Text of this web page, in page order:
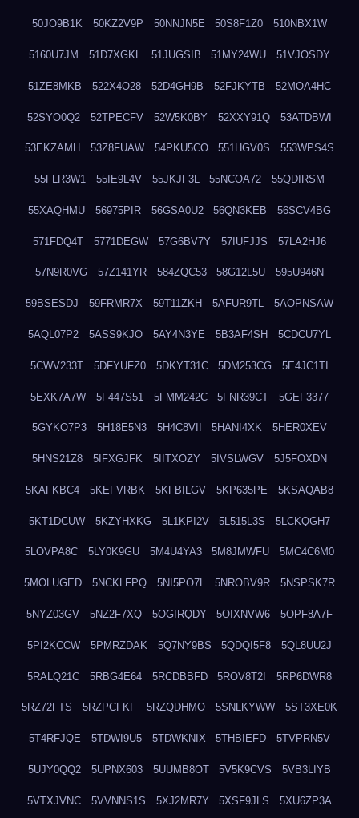
50JO9B1K 50KZ2V9P 50NNJN5E 50S8F1Z0 510NBX1W
5160U7JM 51D7XGKL 51JUGSIB 51MY24WU 51VJOSDY
51ZE8MKB 522X4O28 52D4GH9B 52FJKYTB 52MOA4HC
52SYO0Q2 52TPECFV 52W5K0BY 52XXY91Q 53ATDBWI
53EKZAMH 53Z8FUAW 54PKU5CO 551HGV0S 553WPS4S
55FLR3W1 55IE9L4V 55JKJF3L 55NCOA72 55QDIRSM
55XAQHMU 56975PIR 56GSA0U2 56QN3KEB 56SCV4BG
571FDQ4T 5771DEGW 57G6BV7Y 57IUFJJS 57LA2HJ6
57N9R0VG 57Z141YR 584ZQC53 58G12L5U 595U946N
59BSESDJ 59FRMR7X 59T11ZKH 5AFUR9TL 5AOPNSAW
5AQL07P2 5ASS9KJO 5AY4N3YE 5B3AF4SH 5CDCU7YL
5CWV233T 5DFYUFZ0 5DKYT31C 5DM253CG 5E4JC1TI
5EXK7A7W 5F447S51 5FMM242C 5FNR39CT 5GEF3377
5GYKO7P3 5H18E5N3 5H4C8VII 5HANI4XK 5HER0XEV
5HNS21Z8 5IFXGJFK 5IITXOZY 5IVSLWGV 5J5FOXDN
5KAFKBC4 5KEFVRBK 5KFBILGV 5KP635PE 5KSAQAB8
5KT1DCUW 5KZYHXKG 5L1KPI2V 5L515L3S 5LCKQGH7
5LOVPA8C 5LY0K9GU 5M4U4YA3 5M8JMWFU 5MC4C6M0
5MOLUGED 5NCKLFPQ 5NI5PO7L 5NROBV9R 5NSPSK7R
5NYZ03GV 5NZ2F7XQ 5OGIRQDY 5OIXNVW6 5OPF8A7F
5PI2KCCW 5PMRZDAK 5Q7NY9BS 5QDQI5F8 5QL8UU2J
5RALQ21C 5RBG4E64 5RCDBBFD 5ROV8T2I 5RP6DWR8
5RZ72FTS 5RZPCFKF 5RZQDHMO 5SNLKYWW 5ST3XE0K
5T4RFJQE 5TDWI9U5 5TDWKNIX 5THBIEFD 5TVPRN5V
5UJY0QQ2 5UPNX603 5UUMB8OT 5V5K9CVS 5VB3LIYB
5VTXJVNC 5VVNNS1S 5XJ2MR7Y 5XSF9JLS 5XU6ZP3A